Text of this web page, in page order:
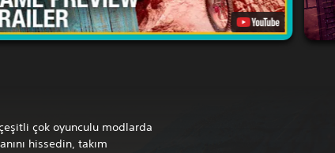
çok oyunculu modlarda
hissedin, takım